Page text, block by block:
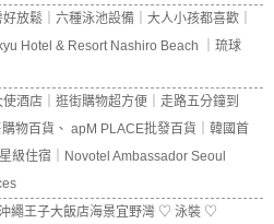
放鬆｜六種泳池設備｜大人小孩都喜歡｜
Hotel & Resort Nashiro Beach ｜琉球
酒店｜逛街購物超方便｜走路五分鐘到
物百貨、 apM PLACE批發百貨｜韓國首
級住宿｜Novotel Ambassador Seoul
繩王子大飯店海景宜野灣 ♡ 泳裝 ♡